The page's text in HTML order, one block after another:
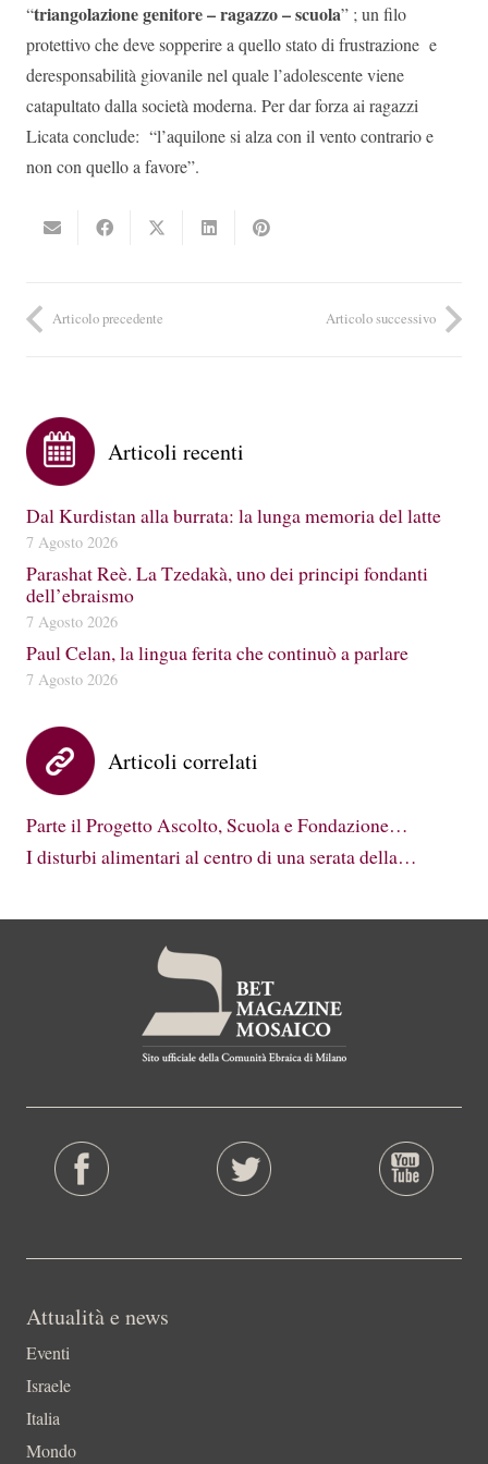
“triangolazione genitore – ragazzo – scuola” ; un filo
protettivo che deve sopperire a quello stato di frustrazione e
deresponsabilità giovanile nel quale l’adolescente viene
catapultato dalla società moderna. Per dar forza ai ragazzi
Licata conclude: “l’aquilone si alza con il vento contrario e
non con quello a favore”.
Articolo precedente Articolo successivo
Articoli recenti
Dal Kurdistan alla burrata: la lunga memoria del latte
7 Agosto 2026
Parashat Reè. La Tzedakà, uno dei principi fondanti
dell’ebraismo
7 Agosto 2026
Paul Celan, la lingua ferita che continuò a parlare
7 Agosto 2026
Articoli correlati
Parte il Progetto Ascolto, Scuola e Fondazione…
I disturbi alimentari al centro di una serata della…
Attualità e news
Eventi
Israele
Italia
Mondo